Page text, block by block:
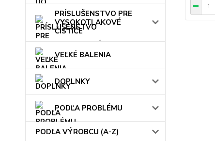
PRÍSLUŠENSTVO PRE
VYSOKOTLAKOVÉ
ČISTIČE
VEĽKÉ BALENIA
DOPLNKY
PODĽA PROBLÉMU
PODĽA VÝROBCU (A-Z)